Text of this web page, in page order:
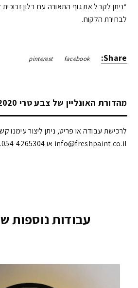
*ניתן לקבל את גוף התאורה עם בלון
לבחירת הלקוח.
Share:
facebook
pinterest
מהדורת האונליין של צבע טרי 2020 הסתיימה!
לרכישת עבודה או פריט, ניתן ליצור עימנו
info@freshpaint.co.il‏ או 054-4265304.